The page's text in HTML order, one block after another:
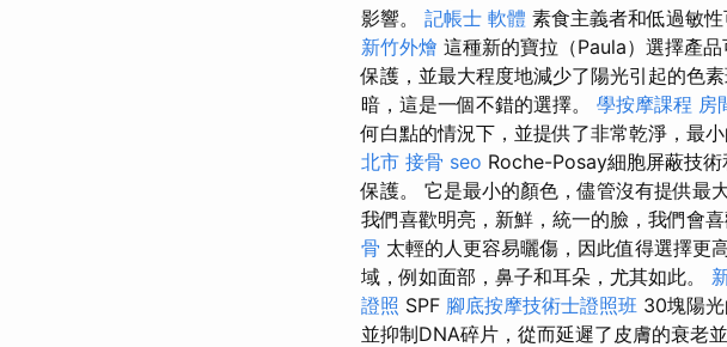
影響。 記帳士 軟體 素食主義者和低過敏
新竹外燴 這種新的寶拉（Paula）選擇產
保護，並最大程度地減少了陽光引起的色
暗，這是一個不錯的選擇。 學按摩課程 房
何白點的情況下，並提供了非常乾淨，最小
北市 接骨 seo Roche-Posay細胞屏蔽技
保護。 它是最小的顏色，儘管沒有提供最
我們喜歡明亮，新鮮，統一的臉，我們會
骨 太輕的人更容易曬傷，因此值得選擇更
域，例如面部，鼻子和耳朵，尤其如此。
證照 SPF 腳底按摩技術士證照班 30塊陽
並抑制DNA碎片，從而延遲了皮膚的衰老